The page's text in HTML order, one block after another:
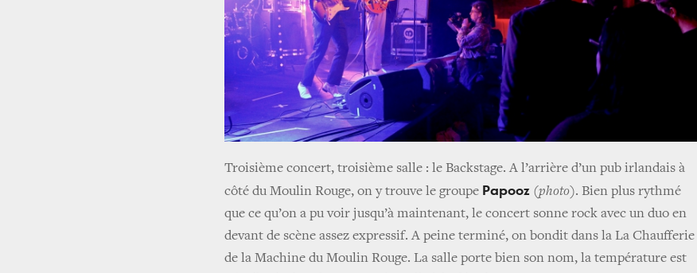
Troisième concert, troisième salle : le Backstage. A l’arrière d’un pub irlandais à
côté du Moulin Rouge, on y trouve le groupe Papooz (photo). Bien plus rythmé
que ce qu’on a pu voir jusqu’à maintenant, le concert sonne rock avec un duo en
devant de scène assez expressif. A peine terminé, on bondit dans la La Chaufferie
de la Machine du Moulin Rouge. La salle porte bien son nom, la température est